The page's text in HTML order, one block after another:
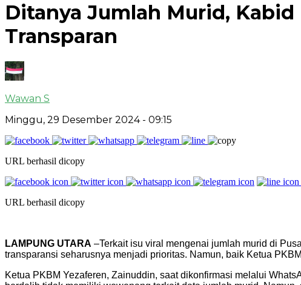
Ditanya Jumlah Murid,
Transparan
Wawan S
Minggu, 29 Desember 2024 - 09:15
URL berhasil dicopy
URL berhasil dicopy
LAMPUNG UTARA –Terkait isu viral mengenai jumlah murid di
transparansi seharusnya menjadi prioritas. Namun, baik Ketua
Ketua PKBM Yezaferen, Zainuddin, saat dikonfirmasi melalui